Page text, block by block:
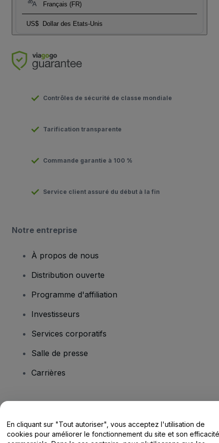
Français (FR)
US$ Dollar des Etats-Unis
Contrôles de sécurité de classe mondiale
Tarification transparente
Commande garantie à 100 %
Service client assuré du début à la fin
Notre entreprise
À propos de nous
Distribution ouverte
Programme d'affiliation
Investisseurs
Services corporatifs
Salle de presse
Carrières
Centre d'assistance / Nous contacter
En cliquant sur "Tout autoriser", vous acceptez l'utilisation de
cookies pour améliorer le fonctionnement du site et son efficacité